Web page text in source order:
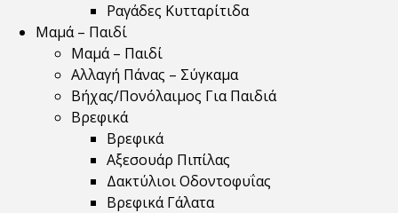
Ραγάδες Κυτταρίτιδα
Μαμά – Παιδί
Μαμά – Παιδί
Αλλαγή Πάνας – Σύγκαμα
Βήχας/Πονόλαιμος Για Παιδιά
Βρεφικά
Βρεφικά
Αξεσουάρ Πιπίλας
Δακτύλιοι Οδοντοφυΐας
Βρεφικά Γάλατα